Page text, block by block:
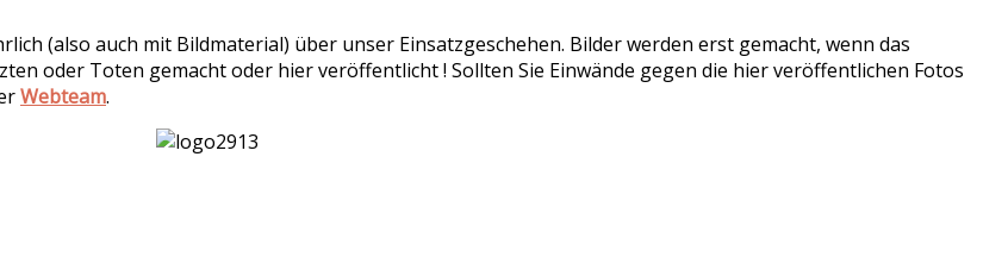
(also auch mit Bildmaterial) über unser Einsatzgeschehen. Bilder werden erst gemacht, wenn das
oder Toten gemacht oder hier veröffentlicht ! Sollten Sie Einwände gegen die hier veröffentlichen Fotos
Webteam.